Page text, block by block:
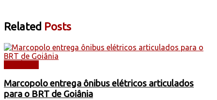
Related Posts
Marcopolo entrega ônibus elétricos articulados
para o BRT de Goiânia